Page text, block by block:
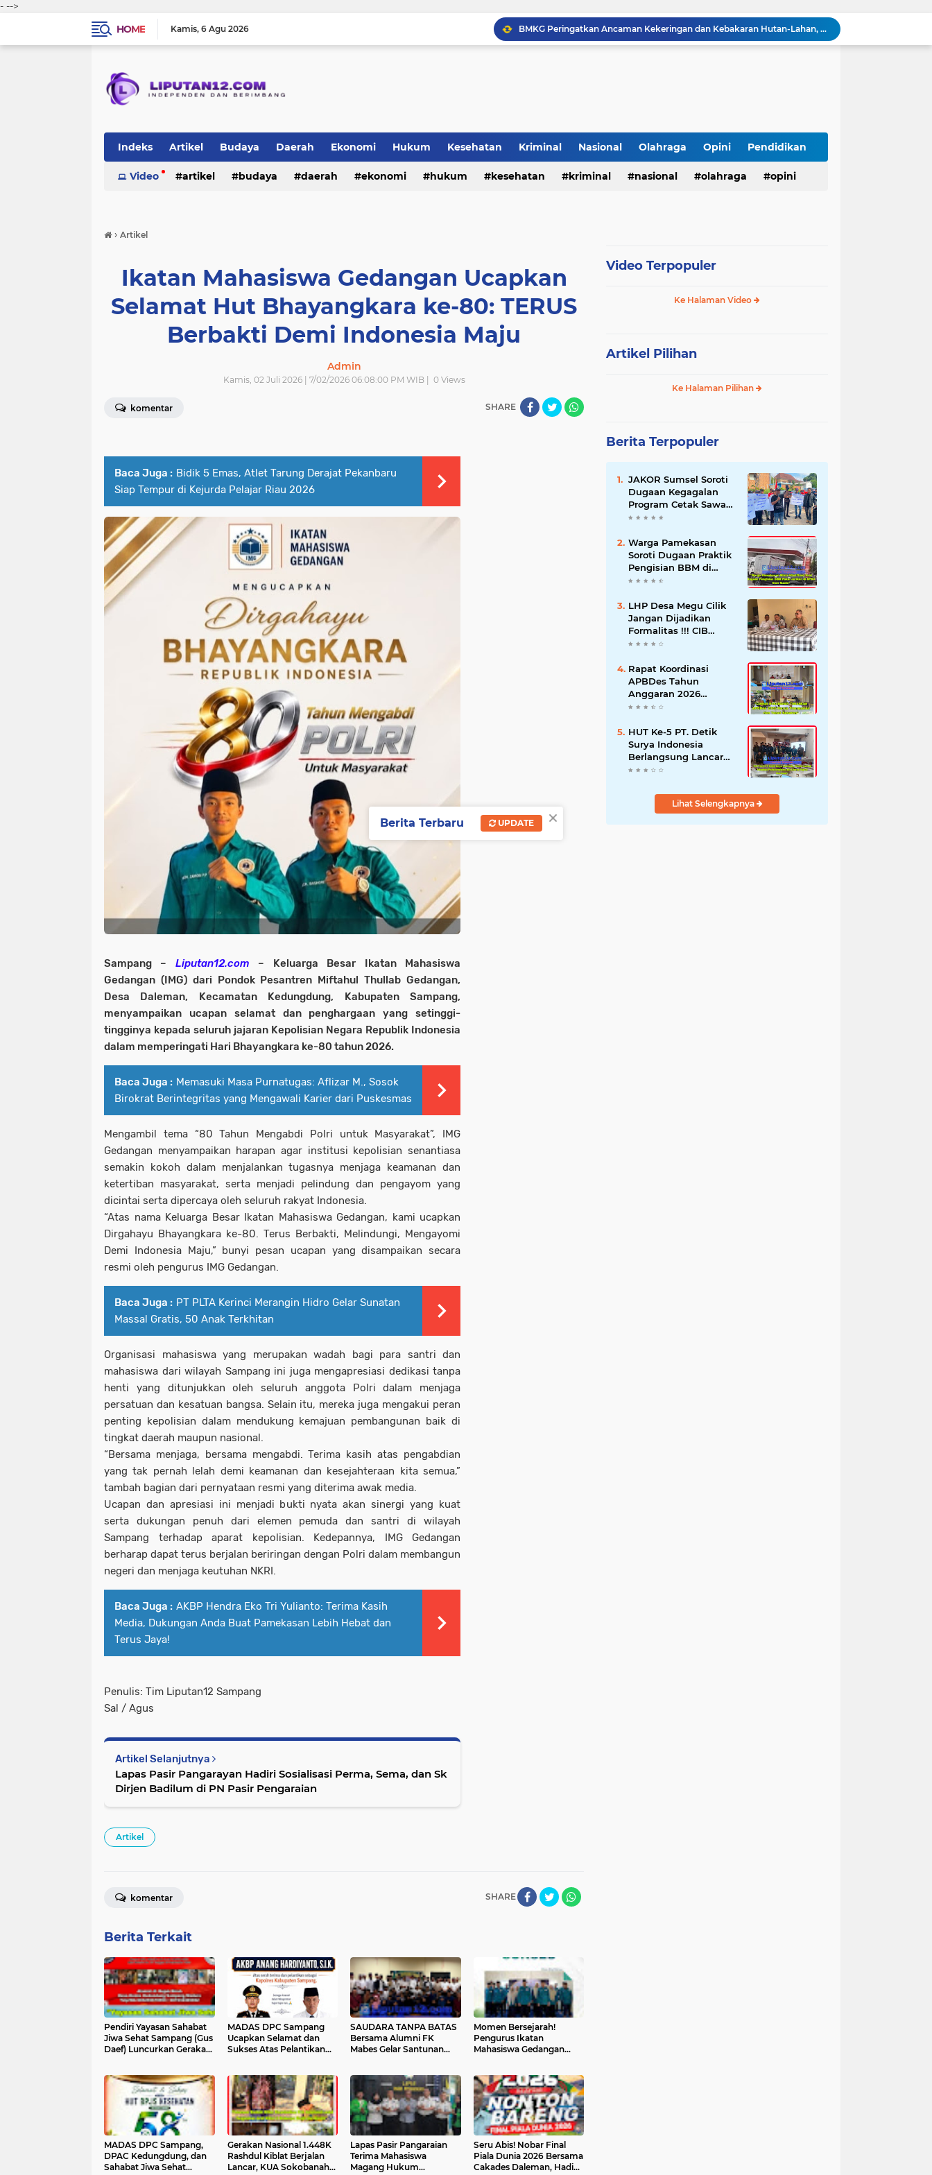
- -->
HOME
Kamis 6 Agu 2026
BMKG Peringatkan Ancaman Kekeringan dan Kebakaran Hutan-Lahan, Masyarakat Diminta Tingkatkan Kewaspadaan
HUT Ke-5 PT. Detik Surya Indonesia Berlangsung Lancar dan Profesional, Perkuat Kompetensi Wartawan
123 Guru dan Siswa alami mual dan muntah usai santap makanan dari SPPG 5 Bandengan.
Indeks Artikel Budaya Daerah Ekonomi Hukum Kesehatan Kriminal Nasional Olahraga Opini Pendidikan
Peristiwa Politik TNI-Polri sosial
Video artikel budaya daerah ekonomi hukum kesehatan kriminal nasional olahraga opini
› Artikel
Ikatan Mahasiswa Gedangan Ucapkan
Selamat Hut Bhayangkara ke-80: TERUS
Berbakti Demi Indonesia Maju
Admin
Kamis, 02 Juli 2026 | 7/02/2026 06:08:00 PM WIB | 0Views
komentar SHARE
Baca Juga : Bidik 5 Emas, Atlet Tarung Derajat Pekanbaru
Siap Tempur di Kejurda Pelajar Riau 2026
Sampang – Liputan12.com – Keluarga Besar Ikatan Mahasiswa
Gedangan (IMG) dari Pondok Pesantren Miftahul Thullab Gedangan,
Desa Daleman, Kecamatan Kedungdung, Kabupaten Sampang,
menyampaikan ucapan selamat dan penghargaan yang setinggi-
tingginya kepada seluruh jajaran Kepolisian Negara Republik Indonesia
dalam memperingati Hari Bhayangkara ke-80 tahun 2026.
Baca Juga : Memasuki Masa Purnatugas: Aflizar M., Sosok
Birokrat Berintegritas yang Mengawali Karier dari Puskesmas
Mengambil tema “80 Tahun Mengabdi Polri untuk Masyarakat”, IMG
Gedangan menyampaikan harapan agar institusi kepolisian senantiasa
semakin kokoh dalam menjalankan tugasnya menjaga keamanan dan
ketertiban masyarakat, serta menjadi pelindung dan pengayom yang
dicintai serta dipercaya oleh seluruh rakyat Indonesia.
“Atas nama Keluarga Besar Ikatan Mahasiswa Gedangan, kami ucapkan
Dirgahayu Bhayangkara ke-80. Terus Berbakti, Melindungi, Mengayomi
Demi Indonesia Maju,” bunyi pesan ucapan yang disampaikan secara
resmi oleh pengurus IMG Gedangan.
Baca Juga : PT PLTA Kerinci Merangin Hidro Gelar Sunatan
Massal Gratis, 50 Anak Terkhitan
Organisasi mahasiswa yang merupakan wadah bagi para santri dan
mahasiswa dari wilayah Sampang ini juga mengapresiasi dedikasi tanpa
henti yang ditunjukkan oleh seluruh anggota Polri dalam menjaga
persatuan dan kesatuan bangsa. Selain itu, mereka juga mengakui peran
penting kepolisian dalam mendukung kemajuan pembangunan baik di
tingkat daerah maupun nasional.
“Bersama menjaga, bersama mengabdi. Terima kasih atas pengabdian
yang tak pernah lelah demi keamanan dan kesejahteraan kita semua,”
tambah bagian dari pernyataan resmi yang diterima awak media.
Ucapan dan apresiasi ini menjadi bukti nyata akan sinergi yang kuat
serta dukungan penuh dari elemen pemuda dan santri di wilayah
Sampang terhadap aparat kepolisian. Kedepannya, IMG Gedangan
berharap dapat terus berjalan beriringan dengan Polri dalam membangun
negeri dan menjaga keutuhan NKRI.
Baca Juga : AKBP Hendra Eko Tri Yulianto: Terima Kasih
Media, Dukungan Anda Buat Pamekasan Lebih Hebat dan
Terus Jaya!
Penulis: Tim Liputan12 Sampang
Sal / Agus
Artikel Selanjutnya
Lapas Pasir Pangarayan Hadiri Sosialisasi Perma, Sema, dan Sk
Dirjen Badilum di PN Pasir Pengaraian
Artikel
SHARE
komentar
Berita Terkait
Pendiri Yayasan Sahabat
Jiwa Sehat Sampang (Gus
Daef) Luncurkan Gerakan
Perawatan Layak bagi
MADAS DPC Sampang
Ucapkan Selamat dan
Sukses Atas Pelantikan
Sampang
SAUDARA TANPA BATAS
Bersama Alumni FK
Mabes Gelar Santunan
Kepedulian Sosial
Momen Bersejarah!
Pengurus Ikatan
Mahasiswa Gedangan
Perubahan Positif
MADAS DPC Sampang,
DPAC Kedungdung, dan
Sahabat Jiwa Sehat
Gerakan Nasional 1.448K
Rashdul Kiblat Berjalan
Lancar, KUA Sokobanah
Lapas Pasir Pangaraian
Terima Mahasiswa
Magang Hukum
Seru Abis! Nobar Final
Piala Dunia 2026 Bersama
Cakades Daleman, Hadiah
Video Terpopuler
Ke Halaman Video
Artikel Pilihan
Ke Halaman Pilihan
Berita Terpopuler
JAKOR Sumsel Soroti
Dugaan Kegagalan
Program Cetak Sawah
Rp105 Miliar di Ogan
Pertanian Mundur
Warga Pamekasan
Soroti Dugaan Praktik
Pengisian BBM di
SPBU Cem Manis,
Pengawasan
LHP Desa Megu Cilik
Jangan Dijadikan
Formalitas !!! CIB
Desak Inspektorat
dan Hentikan Dugaan
Permainan Oknum
Rapat Koordinasi
APBDes Tahun
Anggaran 2026
Semester II,
Sokobanah Libatkan 12
Desa
HUT Ke-5 PT. Detik
Surya Indonesia
Berlangsung Lancar
dan Profesional,
Wartawan
Lihat Selengkapnya
×
Berita Terbaru UPDATE